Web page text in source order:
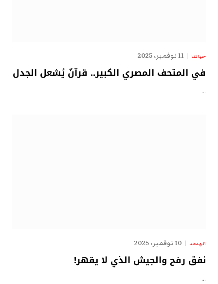
حياتنا 11 نوفمبر، 2025
في المتحف المصري الكبير.. قرآنٌ يُشعل الجدل
…
الهدهد 10 نوفمبر، 2025
نفق رفح والجيش الذي لا يقهر!
…